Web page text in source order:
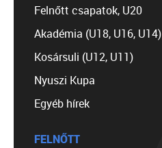
Felnőtt csapatok, U20
Akadémia (U18, U16, U14)
Kosársuli (U12, U11)
Nyuszi Kupa
Egyéb hírek
FELNŐTT